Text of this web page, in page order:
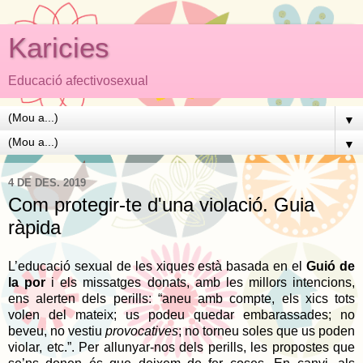
Karicies
Educació afectivosexual
▼
▼
4 DE DES. 2019
Com protegir-te d'una violació. Guia
ràpida
L’educació sexual de les xiques està basada en elGuió de
la por i els missatges donats, amb les millors intencions,
ens alerten dels perills: “aneu amb compte, els xics tots
volen del mateix; us podeu quedar embarassades; no
beveu, no vestiu provocatives; no torneu soles que us poden
violar, etc.”. Per allunyar-nos dels perills, les propostes que